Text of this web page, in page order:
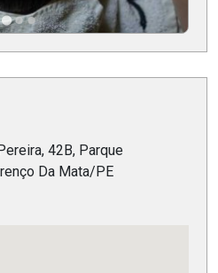
42B, Parque
Da Mata/PE